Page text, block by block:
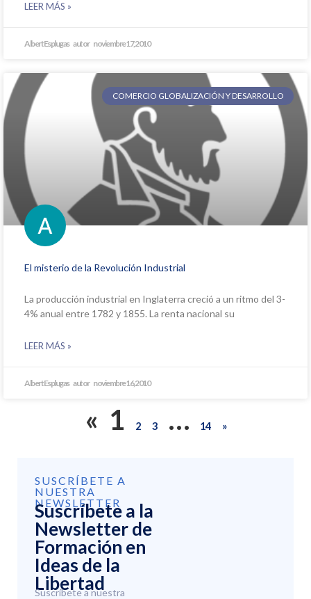
LEER MÁS »
Albert Esplugas noviembre 17, 2010
COMERCIO GLOBALIZACIÓN Y DESARROLLO
El misterio de la Revolución Industrial
La producción industrial en Inglaterra creció a un ritmo del 3-
4% anual entre 1782 y 1855. La renta nacional su
LEER MÁS »
Albert Esplugas noviembre 16, 2010
« 1 2 3 … 14 »
SUSCRÍBETE A
NUESTRA
NEWSLETTER
Suscríbete a la
Newsletter de
Formación en
Ideas de la
Libertad
Suscríbete a nuestra